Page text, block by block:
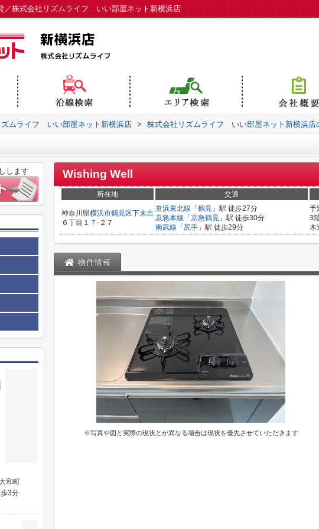
／株式会社リズムライフ いい部屋ネット新横浜店
ズムライフ いい部屋ネット新横浜店 > 株式会社リズムライフ いい部屋ネット新横浜店
Wishing Well
所在地 交通
神奈川県横浜市鶴見区下末吉
６丁目１７-２７
京浜東北線 「 鶴見 」駅 徒歩27分
京急本線 「 京急鶴見 」駅 徒歩30分
南武線 「 尻手 」駅 徒歩29分
予
3
木
物件情報
※写真や図と実際の現状とが異なる場合は現状を優先させていただきます
します
和町
3分